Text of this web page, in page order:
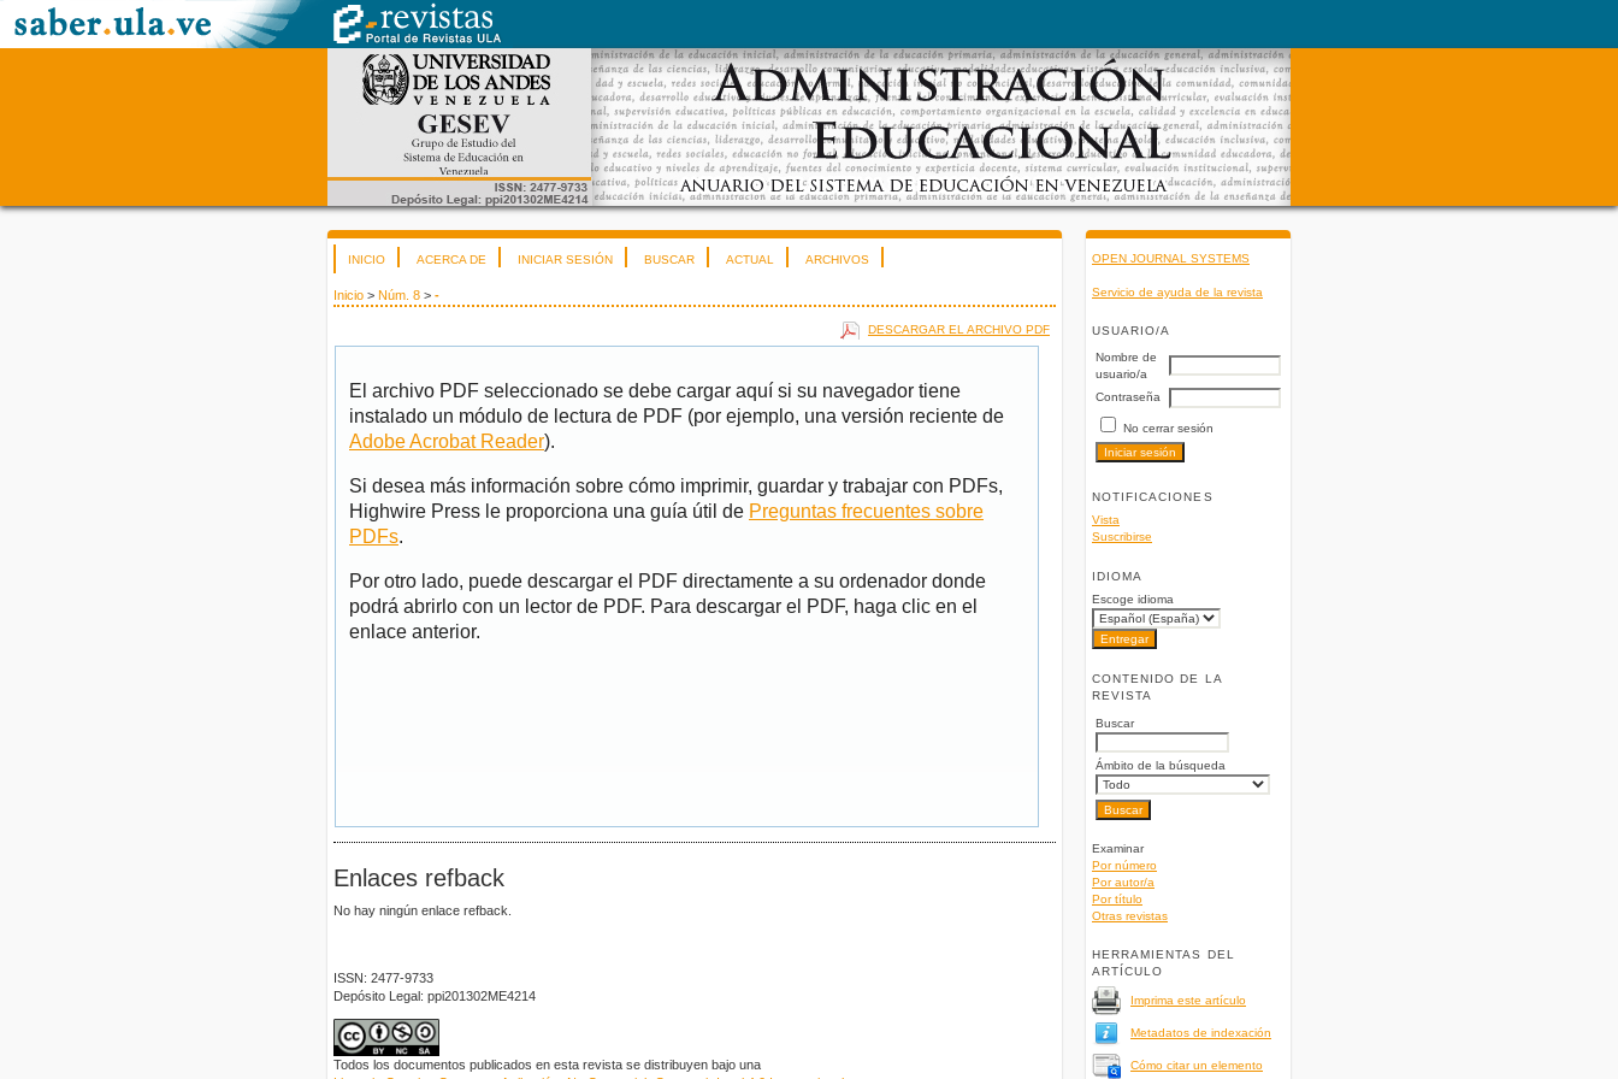
OPEN JOURNAL SYSTEMS
Servicio de ayuda de la revista
USUARIO/A
Nombre de
usuario/a
Contraseña
No cerrar sesión
NOTIFICACIONES
Vista
Suscribirse
IDIOMA
Escoge idioma
CONTENIDO DE LA
REVISTA
Buscar
Ámbito de la búsqueda
Examinar
Por número
Por autor/a
Por título
Otras revistas
HERRAMIENTAS DEL
ARTÍCULO
Imprima este artículo
Metadatos de indexación
Cómo citar un elemento
INICIO ACERCA DE INICIAR SESIÓN BUSCAR ACTUAL ARCHIVOS
Inicio > Núm. 8 > -
DESCARGAR EL ARCHIVO PDF
El archivo PDF seleccionado se debe cargar aquí si su navegador tiene
instalado un módulo de lectura de PDF (por ejemplo, una versión reciente de
Adobe Acrobat Reader).
Si desea más información sobre cómo imprimir, guardar y trabajar con PDFs,
Highwire Press le proporciona una guía útil de Preguntas frecuentes sobre
PDFs.
Por otro lado, puede descargar el PDF directamente a su ordenador donde
podrá abrirlo con un lector de PDF. Para descargar el PDF, haga clic en el
enlace anterior.
Enlaces refback
No hay ningún enlace refback.
ISSN: 2477-9733
Depósito Legal: ppi201302ME4214
Todos los documentos publicados en esta revista se distribuyen bajo una